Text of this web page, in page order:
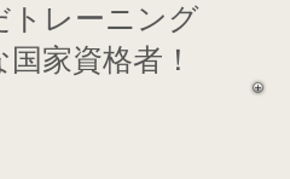
レーニング
家資格者！